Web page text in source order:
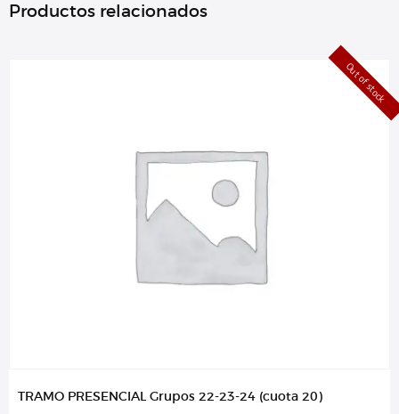
Productos relacionados
Out of stock
TRAMO PRESENCIAL Grupos 22-23-24 (cuota 20)